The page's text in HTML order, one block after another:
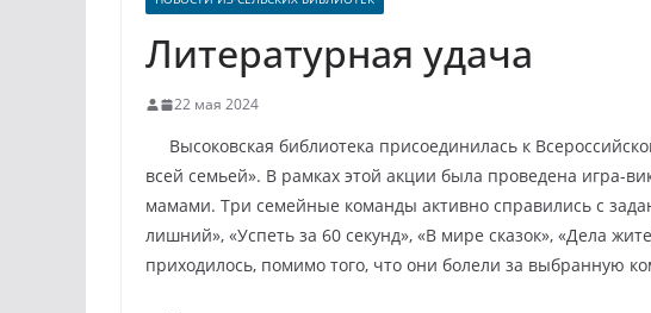
Литературная удача
22 мая 2024
Высоковская библиотека присоединилась к
всей семьей». В рамках этой акции была проведена игра-
мамами. Три семейные команды активно справились с
лишний», «Успеть за 60 секунд», «В мире сказок», «Дела
приходилось, помимо того, что они болели за выбранную